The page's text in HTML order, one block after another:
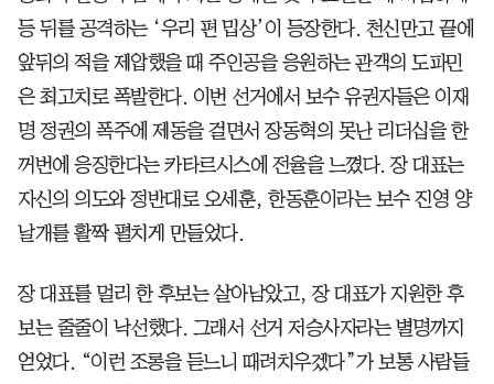
등 뒤를 공격하는 ‘우리 편 밉상’이 등장한다. 천신만고 끝에
앞뒤의 적을 제압했을 때 주인공을 응원하는 관객의 도파민
은 최고치로 폭발한다. 이번 선거에서 보수 유권자들은 이재
명 정권의 폭주에 제동을 걸면서 장동혁의 못난 리더십을 한
꺼번에 응징한다는 카타르시스에 전율을 느꼈다. 장 대표는
자신의 의도와 정반대로 오세훈, 한동훈이라는 보수 진영 양
날개를 활짝 펼치게 만들었다.
장 대표를 멀리 한 후보는 살아남았고, 장 대표가 지원한 후
보는 줄줄이 낙선했다. 그래서 선거 저승사자라는 별명까지
얻었다. “이런 조롱을 듣느니 때려치우겠다”가 보통 사람들